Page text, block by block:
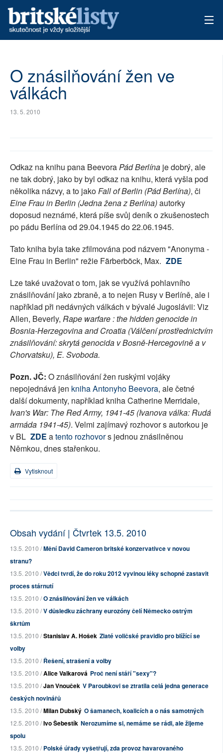
ARCHIV
TÉMATA
O znásilňování žen ve
válkách
13. 5. 2010
Odkaz na knihu pana BeevoraPád Berlína je dobrý, ale
ne tak dobrý, jako by byl odkaz na knihu, která vyšla pod
několika názvy, a to jakoFall of Berlin (Pád Berlína), či
Eine Frau in Berlin (Jedna žena z Berlína)autorky
doposud neznámé, která píše svůj deník o zkušenostech
po pádu Berlína od 29.04.1945 do 22.06.1945.
Tato kniha byla take zfilmována pod názvem "Anonyma -
Eine Frau in Berlin" režie Färberböck, Max. ZDE
Lze také uvažovat o tom, jak se využívá pohlavního
znásilňování jako zbraně, a to nejen Rusy v Berlíně, ale i
například při nedávných válkách v bývalé Jugoslávii: Viz
Allen, Beverly, Rape warfare : the hidden genocide in
Bosnia-Herzegovina and Croatia (Válčení prostřednictvím
znásilňování: skrytá genocida v Bosně-Hercegovině a v
Chorvatsku), E. Svoboda.
Pozn. JČ: O znásilňování žen ruskými vojáky
nepojednává jen kniha Antonyho Beevora, ale četné
další dokumenty, například kniha Catherine Merridale,
Ivan's War: The Red Army, 1941-45 (Ivanova válka: Rudá
armáda 1941-45). Velmi zajímavý rozhovor s autorkou je
v BL ZDE atento rozhovors jednou znásilněnou
Němkou, dnes stařenkou.
Vytisknout
Obsah vydání | Čtvrtek 13.5. 2010
13.5. 2010 /Mění David Cameron britské konzervativce v novou
stranu?
13.5. 2010 /Vědci tvrdí, že do roku 2012 vyvinou léky schopné zastavit
proces stárnutí
13.5. 2010 /O znásilňování žen ve válkách
13.5. 2010 /V důsledku záchrany eurozóny čelí Německo ostrým
škrtům
13.5. 2010 /Stanislav A. Hošek Zlaté voličské pravidlo pro blížící se
volby
13.5. 2010 /Řešení, strašení a volby
13.5. 2010 /Alice Valkarová Proč není stáří "sexy"?
13.5. 2010 /Jan Vnouček V Paroubkovi se ztratila celá jedna generace
českých novinářů
13.5. 2010 /Milan Dubský O šamanech, koalicích a o nás samotných
12.5. 2010 /Ivo Šebestík Nerozumíme si, nemáme se rádi, ale žijeme
spolu
13.5. 2010 /Polské úřady vyšetřují, zda provoz havarovaného